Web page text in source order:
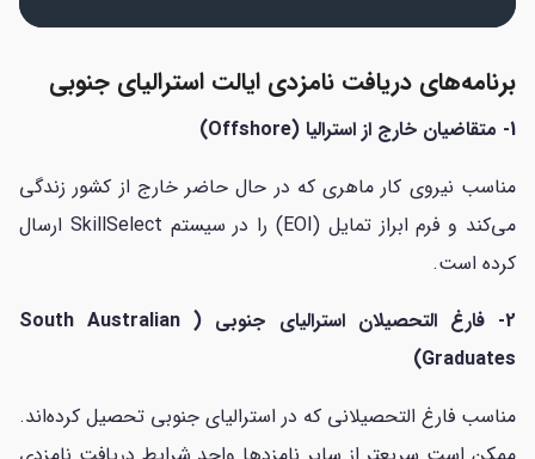
برنامه‌های دریافت نامزدی ایالت استرالیای جنوبی
1- متقاضیان خارج از استرالیا (Offshore)
مناسب نیروی کار ماهری که در حال حاضر خارج از کشور زندگی
می‌کند و فرم ابراز تمایل (EOI) را در سیستم SkillSelect ارسال
کرده است.
2- فارغ التحصیلان استرالیای جنوبی ( South Australian
Graduates)
مناسب فارغ التحصیلانی که در استرالیای جنوبی تحصیل کرده‌اند.